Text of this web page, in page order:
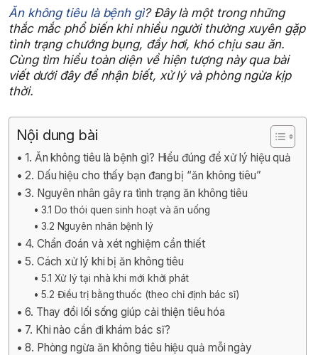
Ăn không tiêu là bệnh gì? Đây là một trong những
thắc mắc phổ biến khi nhiều người thường xuyên gặp
tình trạng chướng bụng, đầy hơi, khó chịu sau ăn.
Cùng tìm hiểu toàn diện về hiện tượng này qua bài
viết dưới đây để nhận biết, xử lý và phòng ngừa kịp
thời.
Nội dung bài
1. Ăn không tiêu là bệnh gì? Hiểu đúng để xử lý hiệu quả
2. Dấu hiệu cho thấy bạn đang bị “ăn không tiêu”
3. Nguyên nhân gây ra tình trạng ăn không tiêu
3.1 Do thói quen sinh hoạt và ăn uống
3.2 Nguyên nhân bệnh lý
4. Chẩn đoán và xét nghiệm cần thiết
5. Cách xử lý khi bị ăn không tiêu
5.1 Xử lý tại nhà khi mới khởi phát
5.2 Điều trị bằng thuốc (theo chỉ định bác sĩ)
6. Thay đổi lối sống giúp cải thiện tiêu hóa
7. Khi nào cần đi khám bác sĩ?
8. Phòng ngừa ăn không tiêu hiệu quả mỗi ngày